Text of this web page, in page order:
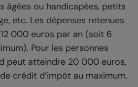
âgées ou handicapées, petits
etc. Les dépenses retenues
000 euros par an (soit 6
Pour les personnes
peut atteindre 20 000 euros,
crédit d’impôt au maximum.